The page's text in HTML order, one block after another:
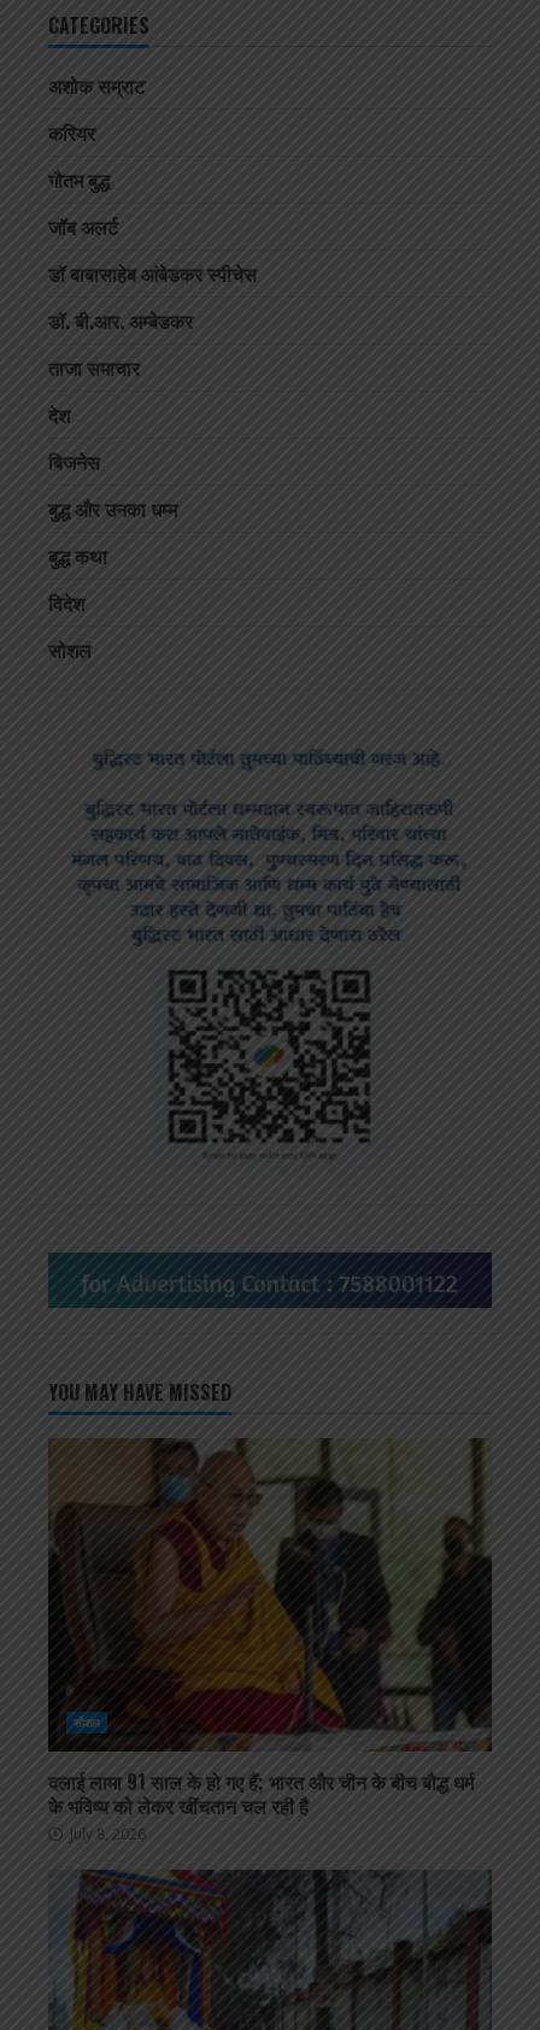
CATEGORIES
अशोक सम्राट
करियर
गौतम बुद्ध
जॉब अलर्ट
डॉ बाबासाहेब आंबेडकर स्पीचेस
डॉ. बी.आर. अम्बेडकर
ताजा समाचार
देश
बिजनेस
बुद्ध और उनका धम्म
बुद्ध कथा
विदेश
सोशल
YOU MAY HAVE MISSED
सोशल
दलाई लामा 91 साल के हो गए हैं; भारत और चीन के बीच बौद्ध धर्म
के भविष्य को लेकर खींचतान चल रही है
July 8, 2026